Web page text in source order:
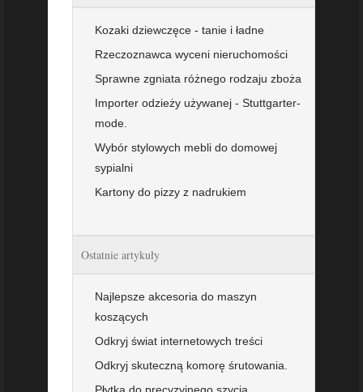
Kozaki dziewczęce - tanie i ładne
Rzeczoznawca wyceni nieruchomości
Sprawne zgniata różnego rodzaju zboża
Importer odzieży używanej - Stuttgarter-
mode.
Wybór stylowych mebli do domowej
sypialni
Kartony do pizzy z nadrukiem
Ostatnie artykuły
Najlepsze akcesoria do maszyn
koszących
Odkryj świat internetowych treści
Odkryj skuteczną komorę śrutowania.
Płytka do precyzyjnego szycia.